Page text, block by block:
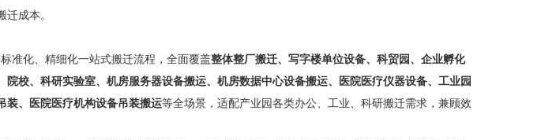
成本。
准化、精细化一站式搬迁流程，全面覆盖整体整厂搬迁、写字楼单位设备、科贸园、企业孵化
校、科研实验室、机房服务器设备搬运、机房数据中心设备搬运、医院医疗仪器设备、工业园
装、医院医疗机构设备吊装搬运等全场景，适配产业园各类办公、工业、科研搬迁需求，兼顾效